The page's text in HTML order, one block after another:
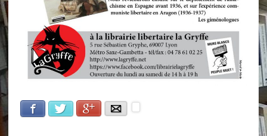
FacebookTwitterGoogle+E-mail